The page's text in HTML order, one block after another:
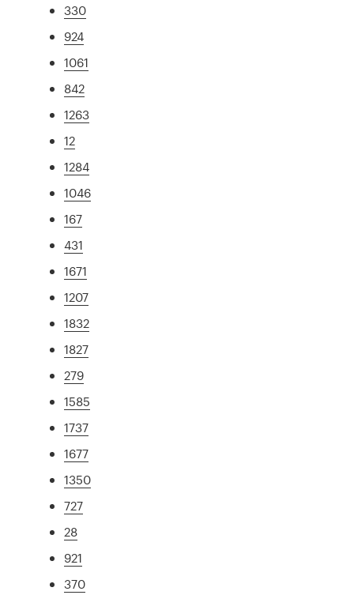
330
924
1061
842
1263
12
1284
1046
167
431
1671
1207
1832
1827
279
1585
1737
1677
1350
727
28
921
370